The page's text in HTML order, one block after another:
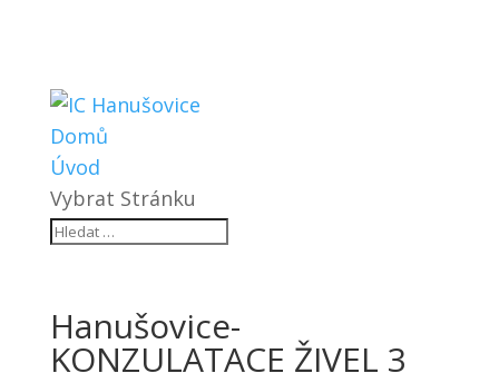
Domů
Úvod
Vybrat Stránku
Hanušovice-
KONZULATACE ŽIVEL 3